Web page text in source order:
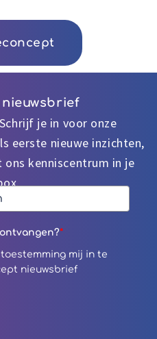
nieuwsbrief
je in voor onze
eerste nieuwe inzichten,
kenniscentrum in je
*
mij in te
nieuwsbrief